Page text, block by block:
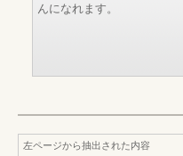
んになれます。
左ページから抽出された内容